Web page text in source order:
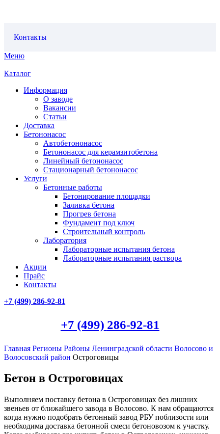
Контакты
Меню
Каталог
Информация
О заводе
Вакансии
Статьи
Доставка
Бетононасос
Автобетононасос
Бетононасос для керамзитобетона
Линейный бетононасос
Стационарный бетононасос
Услуги
Бетонные работы
Бетонирование площадки
Заливка бетона
Прогрев бетона
Фундамент под ключ
Строительный контроль
Лаборатория
Лабораторные испытания бетона
Лабораторные испытания раствора
Акции
Прайс
Контакты
+7 (499) 286-92-81
+7 (499) 286-92-81
Главная Регионы Районы Ленинградской области Волосово и
Волосовский район Остроговицы
Бетон в Остроговицах
Выполняем поставку бетона в Остроговицах без лишних
звеньев от ближайшего завода в Волосово. К нам обращаются
когда нужно подобрать бетонный завод РБУ поблизости или
необходима доставка бетонной смеси бетоновозом к участку.